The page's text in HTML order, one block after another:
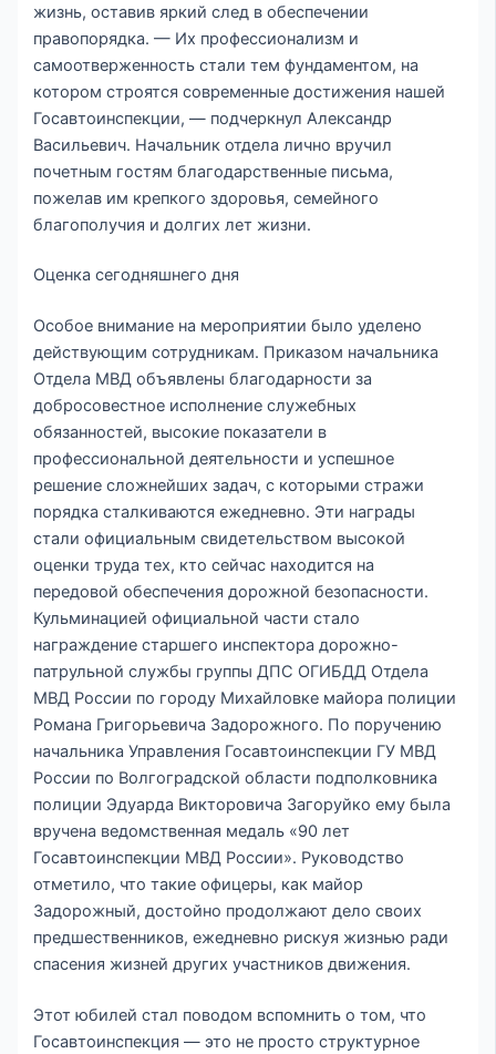
жизнь, оставив яркий след в обеспечении
правопорядка. — Их профессионализм и
самоотверженность стали тем фундаментом, на
котором строятся современные достижения нашей
Госавтоинспекции, — подчеркнул Александр
Васильевич. Начальник отдела лично вручил
почетным гостям благодарственные письма,
пожелав им крепкого здоровья, семейного
благополучия и долгих лет жизни.
Оценка сегодняшнего дня
Особое внимание на мероприятии было уделено
действующим сотрудникам. Приказом начальника
Отдела МВД объявлены благодарности за
добросовестное исполнение служебных
обязанностей, высокие показатели в
профессиональной деятельности и успешное
решение сложнейших задач, с которыми стражи
порядка сталкиваются ежедневно. Эти награды
стали официальным свидетельством высокой
оценки труда тех, кто сейчас находится на
передовой обеспечения дорожной безопасности.
Кульминацией официальной части стало
награждение старшего инспектора дорожно-
патрульной службы группы ДПС ОГИБДД Отдела
МВД России по городу Михайловке майора полиции
Романа Григорьевича Задорожного. По поручению
начальника Управления Госавтоинспекции ГУ МВД
России по Волгоградской области подполковника
полиции Эдуарда Викторовича Загоруйко ему была
вручена ведомственная медаль «90 лет
Госавтоинспекции МВД России». Руководство
отметило, что такие офицеры, как майор
Задорожный, достойно продолжают дело своих
предшественников, ежедневно рискуя жизнью ради
спасения жизней других участников движения.
Этот юбилей стал поводом вспомнить о том, что
Госавтоинспекция — это не просто структурное